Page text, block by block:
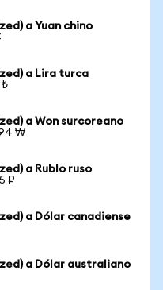
a Yuan chino
a Lira turca
₺
a Won surcoreano
₩
a Rublo ruso
₽
a Dólar canadiense
a Dólar australiano